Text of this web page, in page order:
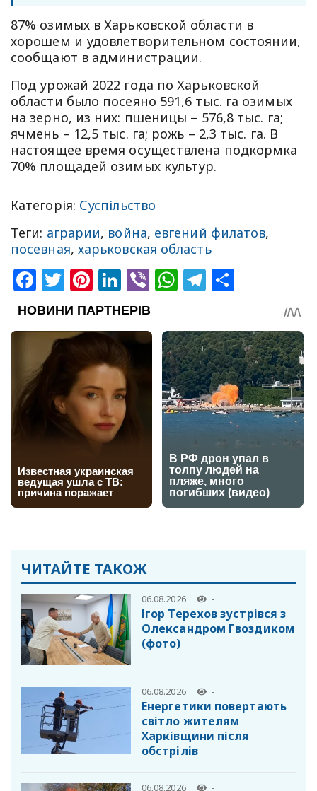
87% озимых в Харьковской области в
хорошем и удовлетворительном состоянии,
сообщают в администрации.
Под урожай 2022 года по Харьковской
области было посеяно 591,6 тыс. га озимых
на зерно, из них: пшеницы – 576,8 тыс. га;
ячмень – 12,5 тыс. га; рожь – 2,3 тыс. га. В
настоящее время осуществлена ​​подкормка
70% площадей озимых культур.
Категорія: Суспільство
Теги: аграрии, война, евгений филатов,
посевная, харьковская область
Facebook
Twitter
Pinterest
LinkedIn
ViberWhatsApp
Telegram
ЧИТАЙТЕ ТАКОЖ
06.08.2026 -
Ігор Терехов зустрівся з
Олександром Гвоздиком
(фото)
06.08.2026 -
Енергетики повертають
світло жителям
Харківщини після
обстрілів
06.08.2026 -